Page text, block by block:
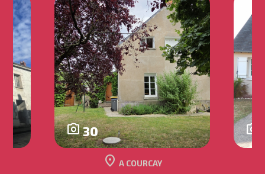
photo_camera30
location_on A COURCAY
photo_camera